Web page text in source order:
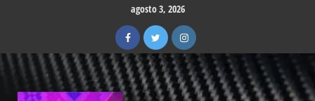
agosto 3, 2026